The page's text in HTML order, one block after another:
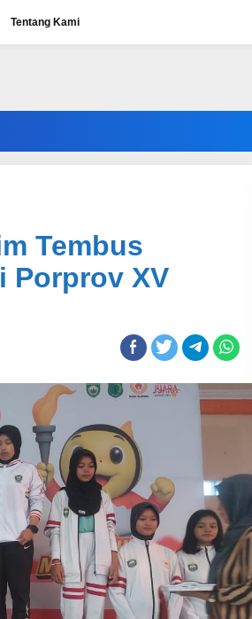
Tentang Kami
Tembus
Porprov XV